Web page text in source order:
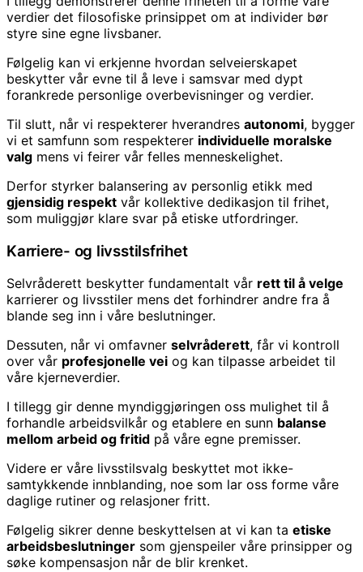
verdier det filosofiske prinsippet om at individer bør
styre sine egne livsbaner.
Følgelig kan vi erkjenne hvordan selveierskapet
beskytter vår evne til å leve i samsvar med dypt
forankrede personlige overbevisninger og verdier.
Til slutt, når vi respekterer hverandres autonomi, bygger
vi et samfunn som respekterer individuelle moralske
valg mens vi feirer vår felles menneskelighet.
Derfor styrker balansering av personlig etikk med
gjensidig respekt vår kollektive dedikasjon til frihet,
som muliggjør klare svar på etiske utfordringer.
Karriere- og livsstilsfrihet
Selvråderett beskytter fundamentalt vår rett til å velge
karrierer og livsstiler mens det forhindrer andre fra å
blande seg inn i våre beslutninger.
Dessuten, når vi omfavner selvråderett, får vi kontroll
over vår profesjonelle vei og kan tilpasse arbeidet til
våre kjerneverdier.
I tillegg gir denne myndiggjøringen oss mulighet til å
forhandle arbeidsvilkår og etablere en sunn balanse
mellom arbeid og fritid på våre egne premisser.
Videre er våre livsstilsvalg beskyttet mot ikke-
samtykkende innblanding, noe som lar oss forme våre
daglige rutiner og relasjoner fritt.
Følgelig sikrer denne beskyttelsen at vi kan ta etiske
arbeidsbeslutninger som gjenspeiler våre prinsipper og
søke kompensasjon når de blir krenket.